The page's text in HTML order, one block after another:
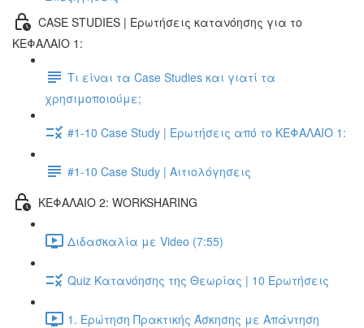
CASE STUDIES | Ερωτήσεις κατανόησης για το
ΚΕΦΑΛΑΙΟ 1:
Τι είναι τα Case Studies και γιατί τα
χρησιμοποιούμε;
#1-10 Case Study | Ερωτήσεις από το ΚΕΦΑΛΑΙΟ 1:
#1-10 Case Study | Αιτιολόγησεις
ΚΕΦΑΛΑΙΟ 2: WORKSHARING
Διδασκαλία με Video (7:55)
Quiz Κατανόησης της Θεωρίας | 10 Ερωτήσεις
1. Ερώτηση Πρακτικής Άσκησης με Απάντηση